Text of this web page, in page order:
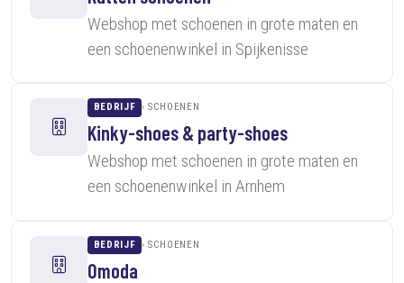
Webshop met schoenen in grote maten en
een schoenenwinkel in Spijkenisse
BEDRIJF SCHOENEN
Kinky-shoes & party-shoes
Webshop met schoenen in grote maten en
een schoenenwinkel in Arnhem
BEDRIJF SCHOENEN
Omoda